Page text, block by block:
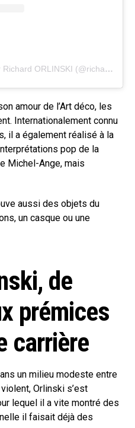
Une publication partagée par Richard ORLINSKI (@richardorlinski)
amour de l’Art déco, les
Internationalement connu
il a également réalisé à la
pop de la
Michel-Ange, mais
aussi des objets du
un casque ou une
de
prémices
carrière
un milieu modeste entre
Orlinski s’est
lequel il a vite montré des
il faisait déjà des